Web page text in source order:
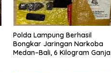
Polda Lampung Berhasil
Bongkar Jaringan Narkoba
Medan–Bali, 6 Kilogram Ganja